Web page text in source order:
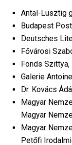
Antal-Lusztig
Budapest
Deutsches
Fővárosi
Fonds Szittya,
Galerie
Dr. Kovács
Magyar
Magyar
Magyar
Petőfi